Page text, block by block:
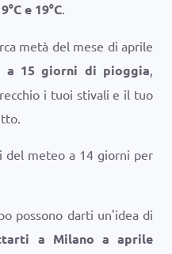
9°Ce 19°C.
metà del mese di aprile
a 15 giorni di pioggia,
i tuoi stivali e il tuo
del meteo a 14 giorni per
possono darti un'idea di
a Milano a aprile